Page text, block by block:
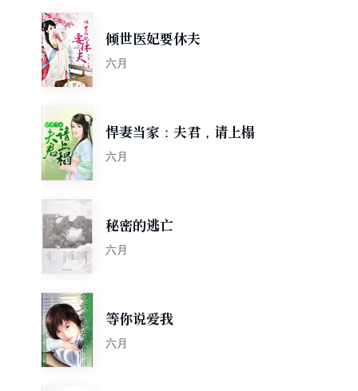
倾世医妃要休夫
六月
悍妻当家：夫君，请上榻
六月
秘密的逃亡
六月
等你说爱我
六月